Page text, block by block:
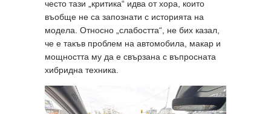
често тази „критика“ идва от хора, които
въобще не са запознати с историята на
модела. Относно „слабостта“, не бих казал,
че е такъв проблем на автомобила, макар и
мощността му да е свързана с въпросната
хибридна техника.